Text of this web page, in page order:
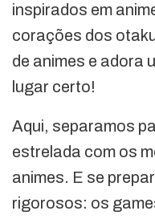
inspirados em
corações dos
de animes e adora
lugar certo!
Aqui, separamos
estrelada com os
animes. E se
rigorosos: os